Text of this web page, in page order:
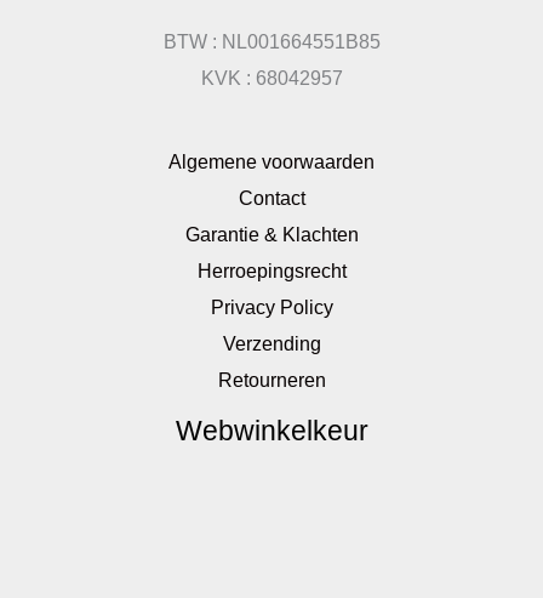
BTW : NL001664551B85
KVK : 68042957
Algemene voorwaarden
Contact
Garantie & Klachten
Herroepingsrecht
Privacy Policy
Verzending
Retourneren
Webwinkelkeur